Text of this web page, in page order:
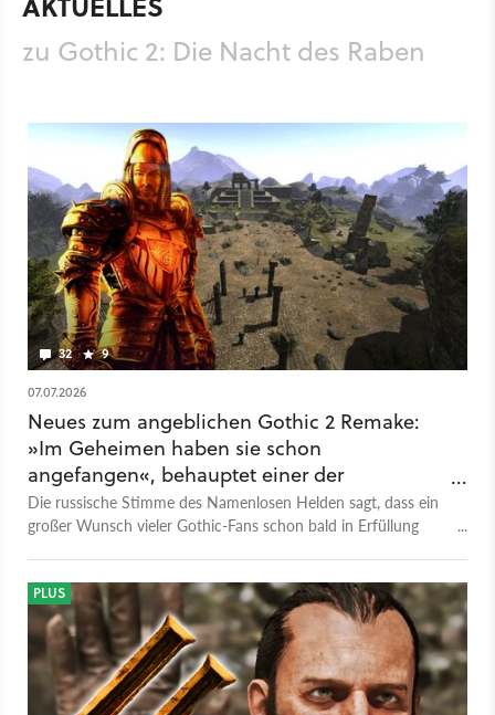
zu Gothic 2: Die Nacht des Raben
32 9
07.07.2026
Neues zum angeblichen Gothic 2 Remake:
»Im Geheimen haben sie schon
angefangen«, behauptet einer der
Synchronsprecher
Die russische Stimme des Namenlosen Helden sagt, dass ein
großer Wunsch vieler Gothic-Fans schon bald in Erfüllung
PLUS